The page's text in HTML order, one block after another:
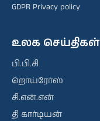
GDPR Privacy policy
உலக செய்திகள்
பி.பி.சி
றொய்ரேர்ஸ்
சி.என்.என்
தி கார்டியன்